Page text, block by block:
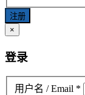
注册
×
登录
用户名 / Email *